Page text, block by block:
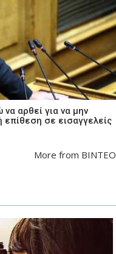
αρθεί για να μην
επίθεση σε εισαγγελείς
More from ΒΙΝΤΕΟ